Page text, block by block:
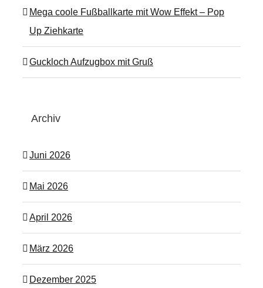
Mega coole Fußballkarte mit Wow Effekt – Pop
Up Ziehkarte
Guckloch Aufzugbox mit Gruß
Archiv
Juni 2026
Mai 2026
April 2026
März 2026
Dezember 2025